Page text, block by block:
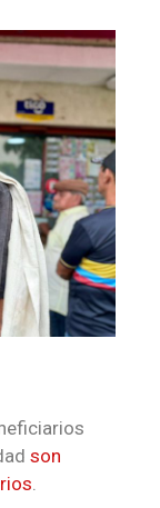
son
.